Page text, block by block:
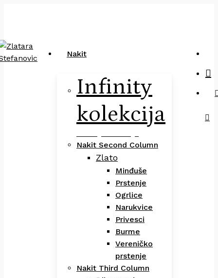
content
Nakit
Infinity
kolekcija
Nakit Second Column
Zlato
Minđuše
Prstenje
Ogrlice
Narukvice
Privesci
Burme
Vereničko
prstenje
Nakit Third Column